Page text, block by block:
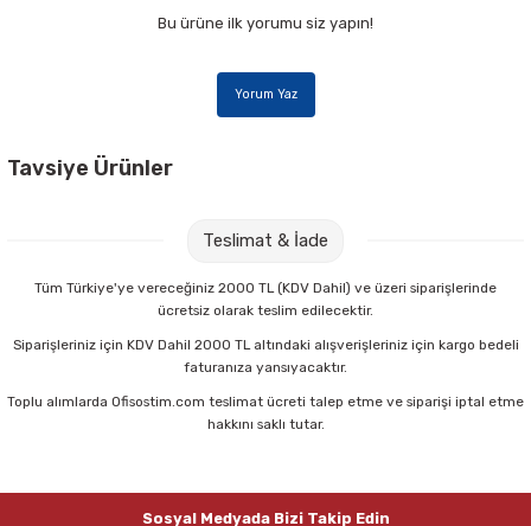
Bu ürüne ilk yorumu siz yapın!
Yorum Yaz
Tavsiye Ürünler
33,00 TL
Nova Color NC-126 10 lu Tüp Yağlı Boya
Sepete Ekle
Teslimat & İade
Tüm Türkiye'ye vereceğiniz 2000 TL (KDV Dahil) ve üzeri siparişlerinde
ücretsiz olarak teslim edilecektir.
Siparişleriniz için KDV Dahil 2000 TL altındaki alışverişleriniz için kargo bedeli
faturanıza yansıyacaktır.
Toplu alımlarda Ofisostim.com teslimat ücreti talep etme ve siparişi iptal etme
hakkını saklı tutar.
Sosyal Medyada Bizi Takip Edin